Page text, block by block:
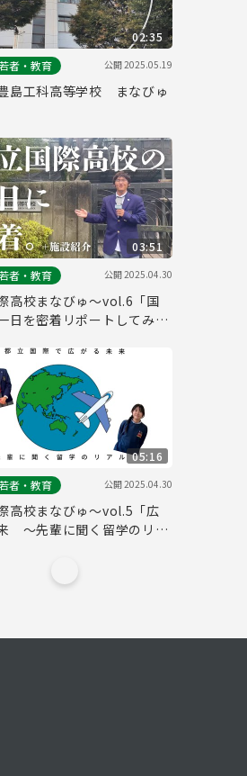
02:35
者・教育
公開2025.05.19
島工科高等学校 まなびゅ
03:51
者・教育
公開2025.04.30
高校まなびゅ～vol.6「国
日を密着リポートしてみ
05:16
者・教育
公開2025.04.30
高校まなびゅ～vol.5「広
〜先輩に聞く留学のリア